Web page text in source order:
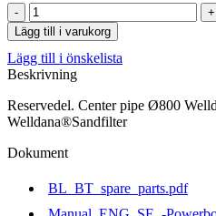
Center
pipe
Ø800
Welldana
filter
Valve
Welldana®Sandfilter
Lägg till i varukorg
Lägg till i önskelista
Beskrivning
Reservedel. Center pipe Ø800
Welldana®Sandfilter
Dokument
BL_BT_spare_parts.pdf